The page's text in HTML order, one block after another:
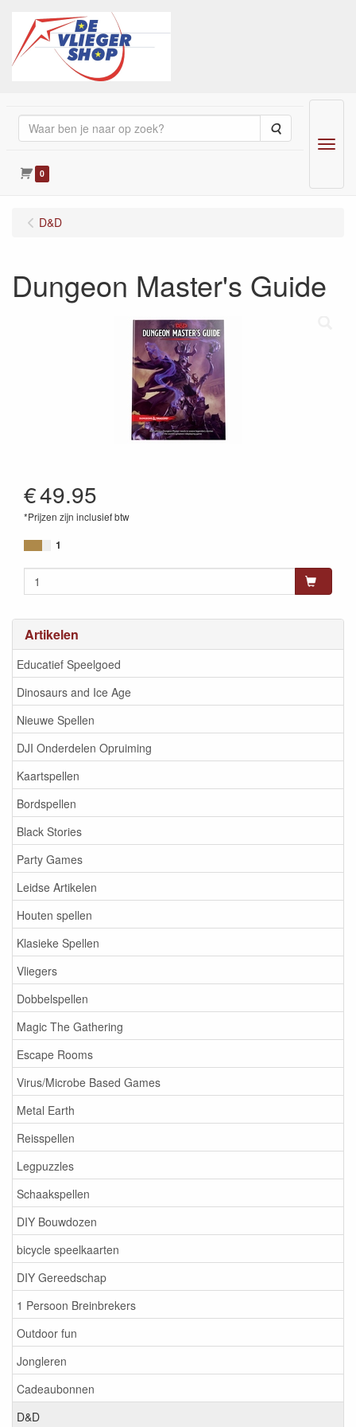
Zoeken
0
Menu
Artikelen
Educatief Speelgoed
Dinosaurs and Ice Age
Nieuwe Spellen
DJI Onderdelen Opruiming
Kaartspellen
Bordspellen
Black Stories
Party Games
Leidse Artikelen
Houten spellen
Klasieke Spellen
Vliegers
Dobbelspellen
Magic The Gathering
Escape Rooms
Virus/Microbe Based Games
Metal Earth
Reisspellen
Legpuzzles
Schaakspellen
DIY Bouwdozen
bicycle speelkaarten
DIY Gereedschap
1 Persoon Breinbrekers
Outdoor fun
Jongleren
Cadeaubonnen
D&D
D&D
Dungeon Master's Guide
€49.95
*Prijzen zijn inclusief btw
9780786969524
1